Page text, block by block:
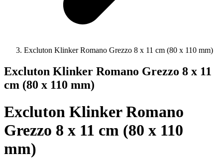
Excluton Klinker Romano Grezzo 8 x 11 cm (80 x 110 mm)
Excluton Klinker Romano Grezzo 8 x 11
cm (80 x 110 mm)
Excluton Klinker Romano
Grezzo 8 x 11 cm (80 x 110
mm)